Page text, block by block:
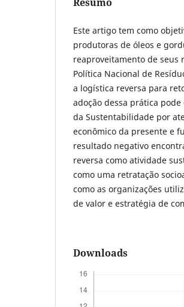
Este artigo tem como
produtoras de óleos e
reaproveitamento de seus
Política Nacional de
a logística reversa para
adoção dessa prática
da Sustentabilidade por
econômico da presente e
resultado negativo
reversa como atividade
como uma retratação
como as organizações
de valor e estratégia de
Downloads